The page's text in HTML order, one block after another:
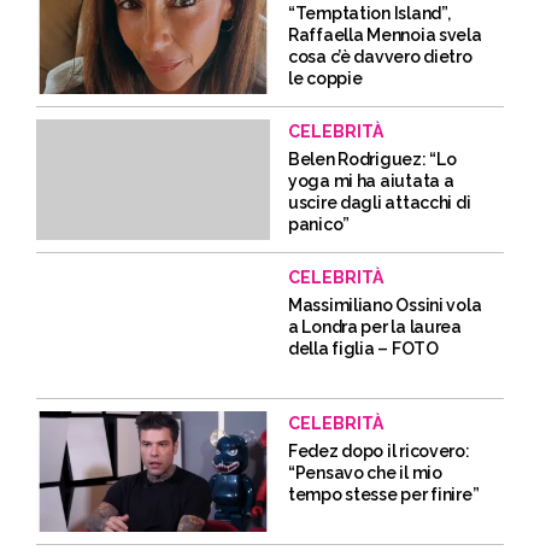
“Temptation Island”,
Raffaella Mennoia svela
cosa c’è davvero dietro
le coppie
CELEBRITÀ
Belen Rodriguez: “Lo
yoga mi ha aiutata a
uscire dagli attacchi di
panico”
CELEBRITÀ
Massimiliano Ossini vola
a Londra per la laurea
della figlia – FOTO
CELEBRITÀ
Fedez dopo il ricovero:
“Pensavo che il mio
tempo stesse per finire”